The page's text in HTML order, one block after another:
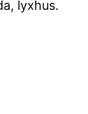
lyxhus.